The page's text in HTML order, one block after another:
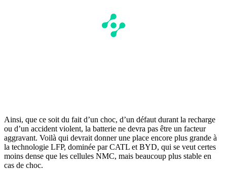
Ainsi, que ce soit du fait d’un choc, d’un défaut durant la recharge
ou d’un accident violent, la batterie ne devra pas être un facteur
aggravant. Voilà qui devrait donner une place encore plus grande à
la technologie LFP, dominée par CATL et BYD, qui se veut certes
moins dense que les cellules NMC, mais beaucoup plus stable en
cas de choc.